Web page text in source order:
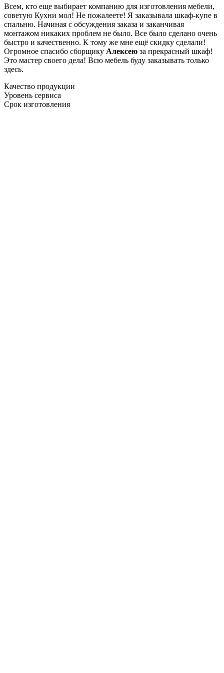
Всем, кто еще выбирает компанию для изготовления мебели,
советую Кухни мол! Не пожалеете! Я заказывала шкаф-купе в
спальню. Начиная с обсуждения заказа и заканчивая
монтажом никаких проблем не было. Все было сделано очень
быстро и качественно. К тому же мне ещё скидку сделали!
Огромное спасибо сборщику Алексею за прекрасный шкаф!
Это мастер своего дела! Всю мебель буду заказывать только
здесь.
Качество продукции
Уровень сервиса
Срок изготовления